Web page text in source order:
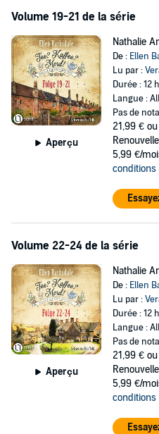
Volume 19-21 de la série
Aperçu
Nathalie
De : Ellen
Lu par :
Durée : 12
Langue :
Pas de
21,99 €
5,99 €/
Volume 22-24 de la série
Aperçu
Nathalie
De : Ellen
Lu par :
Durée : 12
Langue :
Pas de
21,99 €
5,99 €/